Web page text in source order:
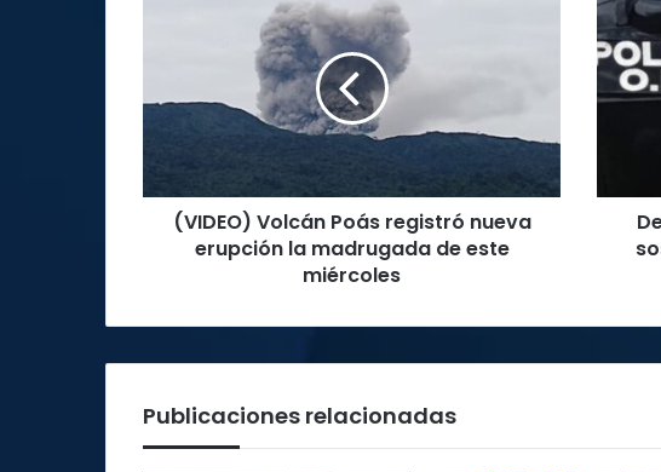
de
miércoles
(VIDEO) Volcán Poás registró nueva
erupción la madrugada de este
miércoles
a
joven
de
19
de
Publicaciones relacionadas